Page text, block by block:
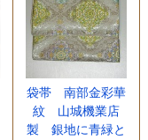
袋帯 南部金彩華
紋 山城機業店
製 銀地に青緑と